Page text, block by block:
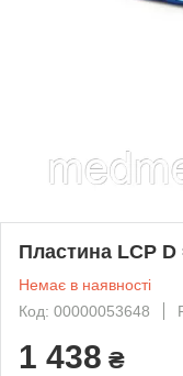
Пластина LCP
Немає в наявності
Код: 00000053648
1 438 ₴